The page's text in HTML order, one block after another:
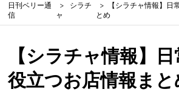
日刊ベリー通
信
シラチ
ャ
【シラチャ情報】日
とめ
【シラチャ情報】
役立つお店情報まと